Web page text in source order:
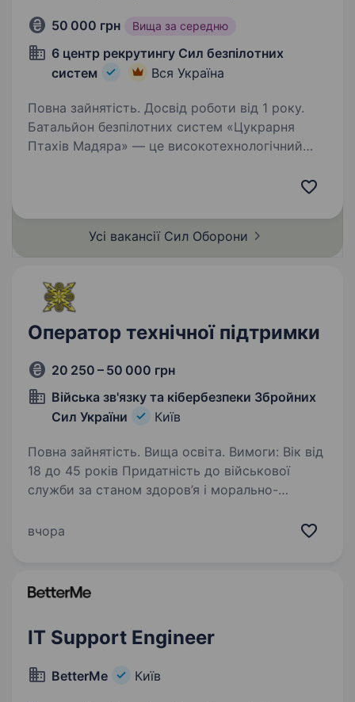
50 000 грн Вища за середню
6 центр рекрутингу Сил безпілотних
систем
Вся Україна
Повна зайнятість. Досвід роботи від 1 року.
Батальйон безпілотних систем «Цукрарня
Птахів Мадяра» — це високотехнологічний
СБС ефективними…
Усі вакансії Сил Оборони
Оператор технічної підтримки
20 250 – 50 000 грн
Війська зв'язку та кібербезпеки Збройних
Сил України
Київ
Повна зайнятість. Вища освіта. Вимоги: Вік від
18 до 45 років Придатність до військової
служби за станом здоров’я і морально-
судимостей, алко- та наркозалежності
вчора
IT Support Engineer
BetterMe Київ